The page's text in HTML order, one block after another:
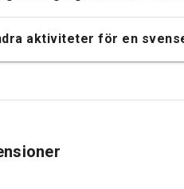
aktiviteter för en